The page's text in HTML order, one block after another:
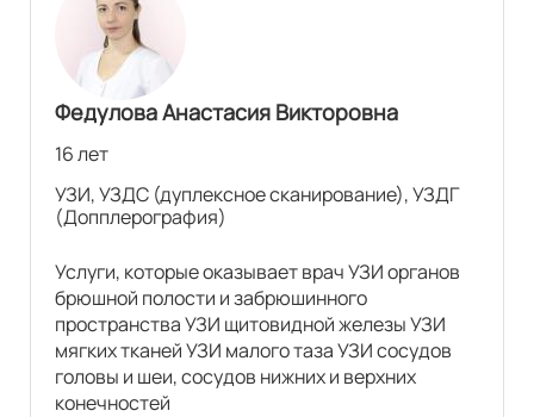
Федулова Анастасия Викторовна
16 лет
УЗИ, УЗДС (дуплексное сканирование), УЗДГ
(Допплерография)
Услуги, которые оказывает врач УЗИ органов
брюшной полости и забрюшинного
пространства УЗИ щитовидной железы УЗИ
мягких тканей УЗИ малого таза УЗИ сосудов
головы и шеи, сосудов нижних и верхних
конечностей